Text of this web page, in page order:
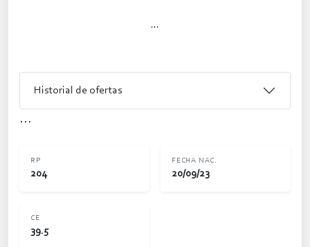
...
Historial de ofertas
...
RP
204
FECHA NAC.
20/09/23
CE
39.5